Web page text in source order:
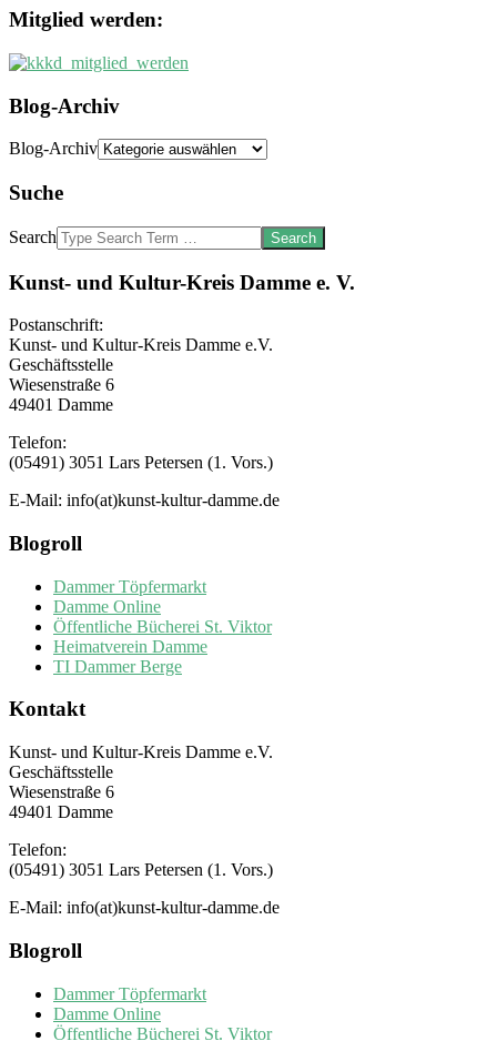
Mitglied werden:
Blog-Archiv
Blog-Archiv
Suche
Search
Kunst- und Kultur-Kreis Damme e. V.
Postanschrift:
Kunst- und Kultur-Kreis Damme e.V.
Geschäftsstelle
Wiesenstraße 6
49401 Damme
Telefon:
(05491) 3051 Lars Petersen (1. Vors.)
E-Mail: info(at)kunst-kultur-damme.de
Blogroll
Dammer Töpfermarkt
Damme Online
Öffentliche Bücherei St. Viktor
Heimatverein Damme
TI Dammer Berge
Kontakt
Kunst- und Kultur-Kreis Damme e.V.
Geschäftsstelle
Wiesenstraße 6
49401 Damme
Telefon:
(05491) 3051 Lars Petersen (1. Vors.)
E-Mail: info(at)kunst-kultur-damme.de
Blogroll
Dammer Töpfermarkt
Damme Online
Öffentliche Bücherei St. Viktor